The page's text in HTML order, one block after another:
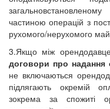
частиною операцій з
рухомого/нерухомого
3.Якщо між
договори про надання
не включаються
підлягають окремій
зокрема за спожиті